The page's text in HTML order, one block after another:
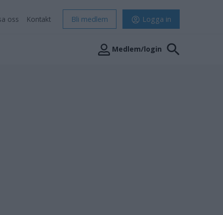
oss Kontakt Bli medlem Logga in
Medlem/login